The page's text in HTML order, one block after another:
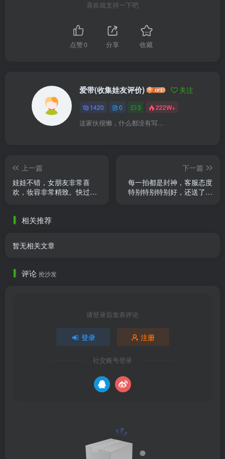
喜欢就支持一下吧
点赞0 分享 收藏
爱带(收集娃友评价) 关注
1420 0 3 222W+
这家伙很懒，什么都没有写...
上一篇
娃娃不错，女朋友非常喜
欢，妆容非常精致。快过年
下一篇
每一拍都是封神，客服态度
特别特别特别好，还送了一
相关推荐
暂无相关文章
评论 抢沙发
请登录后发表评论
登录 注册
社交账号登录